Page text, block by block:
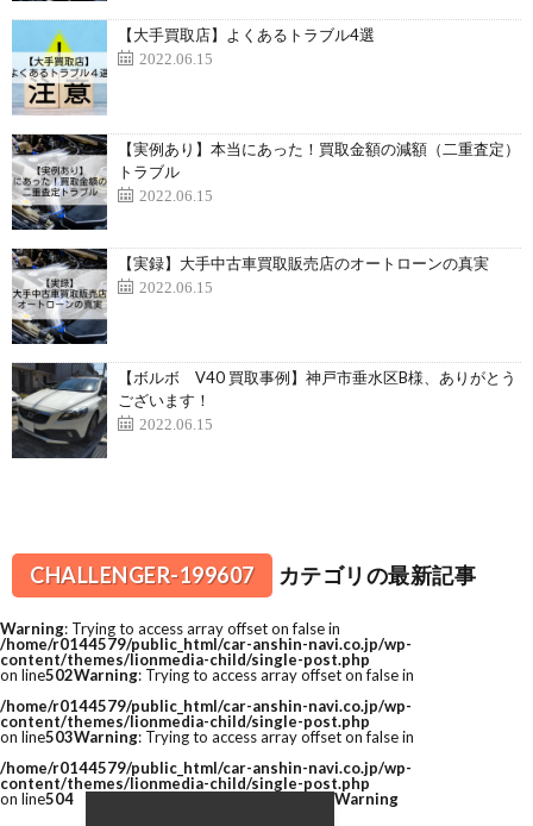
【大手買取店】よくあるトラブル4選
2022.06.15
【実例あり】本当にあった！買取金額の減額（二重査定）
トラブル
2022.06.15
【実録】大手中古車買取販売店のオートローンの真実
2022.06.15
【ボルボ V40 買取事例】神戸市垂水区B様、ありがとう
ございます！
2022.06.15
CHALLENGER-199607 カテゴリの最新記事
Warning: Trying to access array offset on false in
/home/r0144579/public_html/car-anshin-navi.co.jp/wp-
content/themes/lionmedia-child/single-post.php
on line502Warning: Trying to access array offset on false in
/home/r0144579/public_html/car-anshin-navi.co.jp/wp-
content/themes/lionmedia-child/single-post.php
on line503Warning: Trying to access array offset on false in
/home/r0144579/public_html/car-anshin-navi.co.jp/wp-
content/themes/lionmedia-child/single-post.php
on line504 Warning